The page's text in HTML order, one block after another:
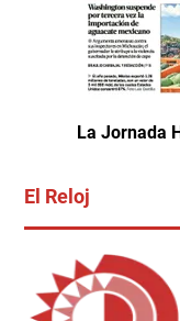
La Jornada
El Reloj